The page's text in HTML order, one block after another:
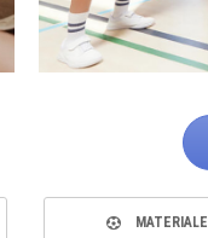
MATERIALE